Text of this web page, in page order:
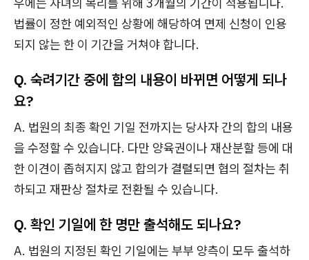
우에는 자녀의 복리를 위해 3개월의 기간이 적용됩니다.
법률이 정한 예외적인 상황에 해당하여 면제 신청이 인용
되지 않는 한 이 기간을 거쳐야 합니다.
Q. 숙려기간 중에 합의 내용이 바뀌면 어떻게 되나
요?
A. 법원의 최종 확인 기일 전까지는 당사자 간의 합의 내용
을 수정할 수 있습니다. 다만 양육권이나 재산분할 등에 대
한 이견이 좁혀지지 않고 합의가 결렬되면 협의 절차는 취
하되고 재판상 절차로 전환될 수 있습니다.
Q. 확인 기일에 한 명만 출석해도 되나요?
A. 법원의 지정된 확인 기일에는 부부 양측이 모두 출석하